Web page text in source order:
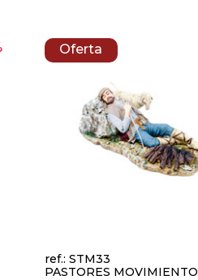
Oferta
ref.: STM33
PASTORES MOVIMIENTO